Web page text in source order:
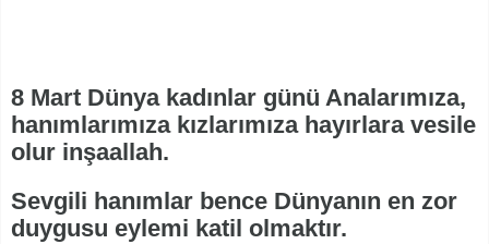
8 Mart Dünya kadınlar günü Analarımıza,
hanımlarımıza kızlarımıza hayırlara vesile
olur inşaallah.
Sevgili hanımlar bence Dünyanın en zor
duygusu eylemi katil olmaktır.